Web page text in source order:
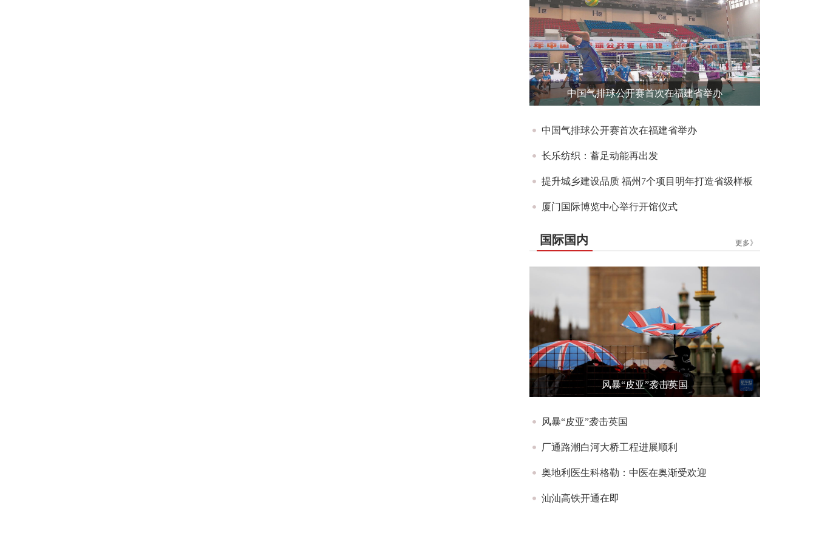
中国气排球公开赛首次在福建省举办
中国气排球公开赛首次在福建省举办
长乐纺织：蓄足动能再出发
提升城乡建设品质 福州7个项目明年打造省级样板
厦门国际博览中心举行开馆仪式
更多》
国际国内
风暴“皮亚”袭击英国
风暴“皮亚”袭击英国
厂通路潮白河大桥工程进展顺利
奥地利医生科格勒：中医在奥渐受欢迎
汕汕高铁开通在即